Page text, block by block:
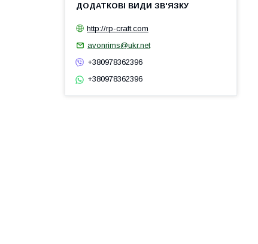
http://rp-craft.com
avonrims@ukr.net
+380978362396
+380978362396